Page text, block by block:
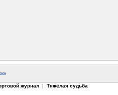
журнал | Тяжёлая судьба